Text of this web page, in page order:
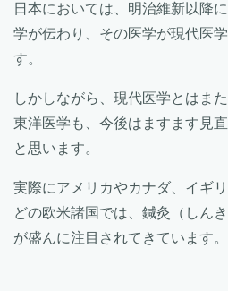
日本においては、明治維新以降
学が伝わり、その医学が現代医
す。
しかしながら、現代医学とはま
東洋医学も、今後はますます見
と思います。
実際にアメリカやカナダ、イギ
どの欧米諸国では、鍼灸（しん
が盛んに注目されてきています。